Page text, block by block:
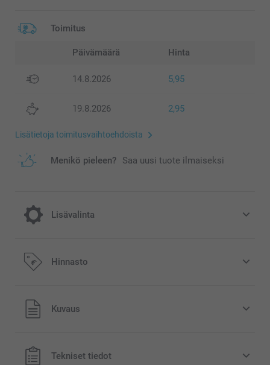
Toimitus
Päivämäärä Hinta
14.8.2026 5,95
19.8.2026 2,95
Lisätietoja toimitusvaihtoehdoista
Menikö pieleen? Saa uusi tuote ilmaiseksi
Lisävalinta
Väritehosteen
Sepia
Hinnasto
Kaikki hinnat ovat euroina, sisältävät arvonlisäveron ja
eivät sisällä postikuluja.
Kuvaus
Tekniset tiedot